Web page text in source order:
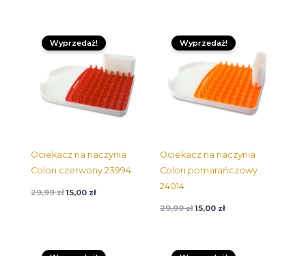
Wyprzedaż!
Ociekacz na naczynia
Colori czerwony 23994
29,99zł
cena
wynosiła:
15,00 zł
cena:
15,00 zł.
Wyprzedaż!
Ociekacz na naczynia
Colori pomarańczowy
24014
29,99zł
cena
wynosiła:
15,00 zł
cena:
15,00 zł.
cena
cena:
cena
cena: